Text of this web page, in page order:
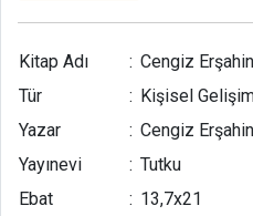
Stres, Kendine Güven,
Hayat Değiştiren 1001 Söz
Düşündüren Öyküler
Hayata Yön Veren 2000 Söz
Sevginin Gücü
Kitap Adı : Cengiz
Tür
: Kişisel
Yazar
: Cengiz Erşahin
Yayınevi
: Tutku
Ebat
: 13,7x21